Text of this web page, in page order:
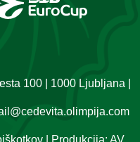
100 | 1000 Ljubljana |
| Produkcija: AV